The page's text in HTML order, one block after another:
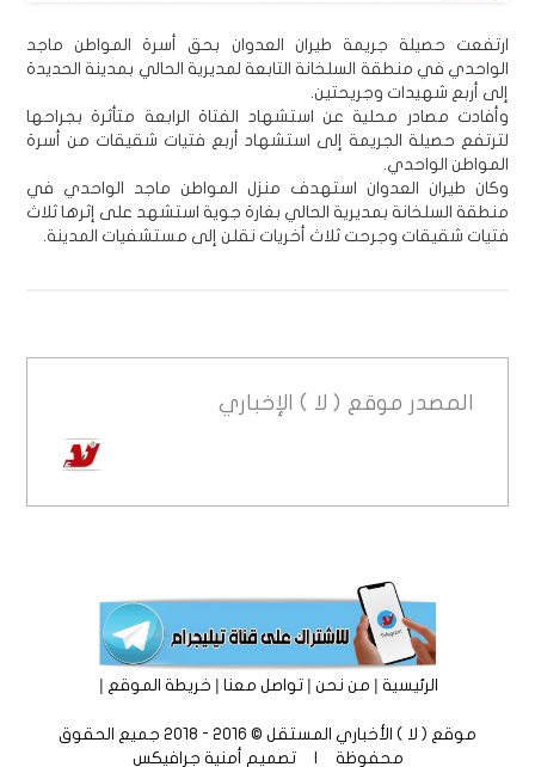
ارتفعت حصيلة جريمة طيران العدوان بحق أسرة المواطن ماجد
الواحدي في منطقة السلخانة التابعة لمديرية الحالي بمدينة الحديدة
إلى أربع شهيدات وجريحتين.
وأفادت مصادر محلية عن استشهاد الفتاة الرابعة متأثرة بجراحها
لترتفع حصيلة الجريمة إلى استشهاد أربع فتيات شقيقات من أسرة
المواطن الواحدي.
وكان طيران العدوان استهدف منزل المواطن ماجد الواحدي في
منطقة السلخانة بمديرية الحالي بغارة جوية استشهد على إثرها ثلاث
فتيات شقيقات وجرحت ثلاث أخريات نقلن إلى مستشفيات المدينة.
المصدر موقع ( لا ) الإخباري
الرئيسية|من نحن|تواصل معنا|خريطة الموقع |
موقع ( لا ) الأخباري المستقل © 2016 - 2018 جميع الحقوق
محفوظة | تصميم
أمنية جرافيكس